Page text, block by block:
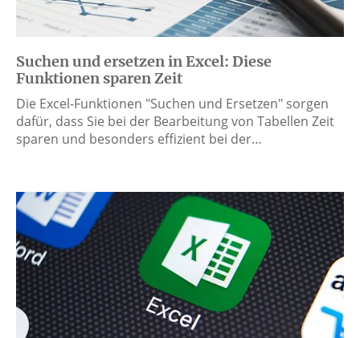
Suchen und ersetzen in Excel: Diese
Funktionen sparen Zeit
Die Excel-Funktionen "Suchen und Ersetzen" sorgen
dafür, dass Sie bei der Bearbeitung von Tabellen Zeit
sparen und besonders effizient bei der…